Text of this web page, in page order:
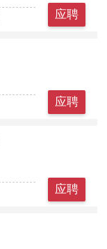
应聘
应聘
应聘